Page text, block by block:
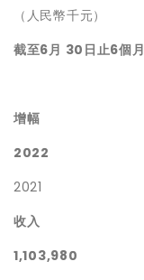
（人民幣千元）
截至6月 30 日止6個月
增幅
2022
2021
收入
1,103,980